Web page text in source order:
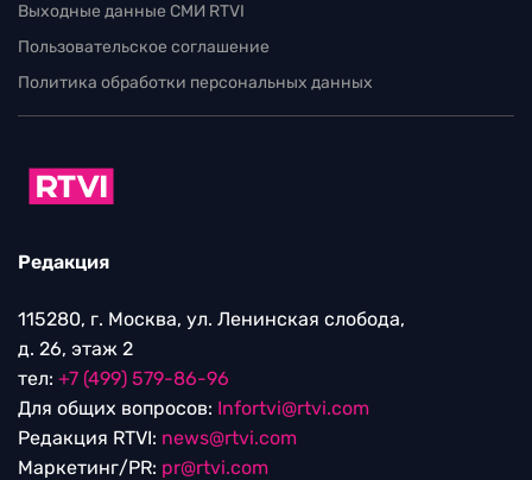
Выходные данные СМИ RTVI
Пользовательское соглашение
Политика обработки персональных данных
Редакция
115280, г. Москва, ул. Ленинская слобода,
д. 26, этаж 2
тел: +7 (499) 579-86-96
Для общих вопросов: Infortvi@rtvi.com
Редакция RTVI: news@rtvi.com
Маркетинг/PR: pr@rtvi.com